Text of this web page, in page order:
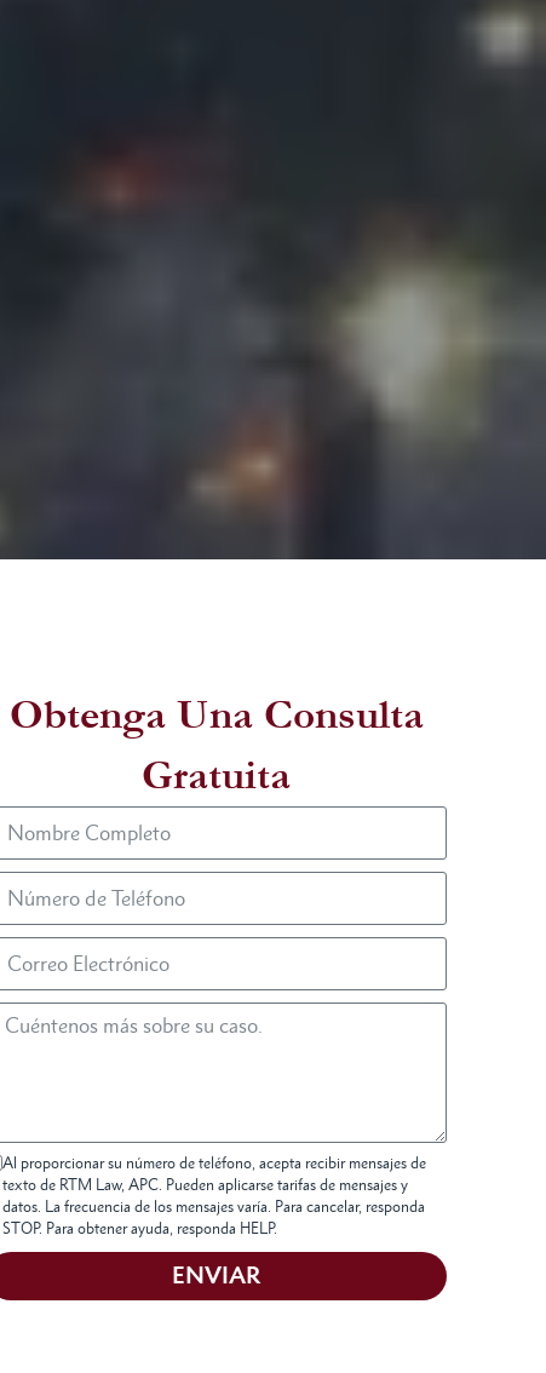
Obtenga Una Consulta
Gratuita
Al proporcionar su número de teléfono, acepta recibir mensajes de
texto de RTM Law, APC. Pueden aplicarse tarifas de mensajes y
datos. La frecuencia de los mensajes varía. Para cancelar, responda
STOP. Para obtener ayuda, responda HELP.
ENVIAR